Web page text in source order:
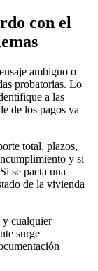
con el
ambiguo o
probatorias. Lo
a las
de los pagos ya
total, plazos,
y si
se pacta una
de la vivienda
y cualquier
surge